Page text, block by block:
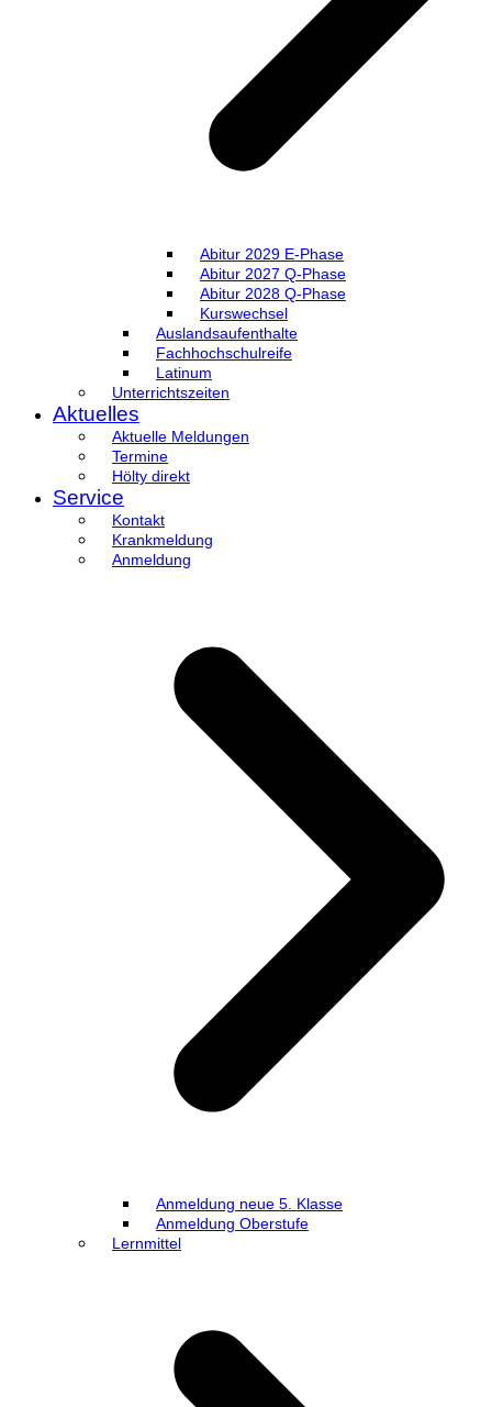
Abitur 2029 E-Phase
Abitur 2027 Q-Phase
Abitur 2028 Q-Phase
Kurswechsel
Auslandsaufenthalte
Fachhochschulreife
Latinum
Unterrichtszeiten
Aktuelles
Aktuelle Meldungen
Termine
Hölty direkt
Service
Kontakt
Krankmeldung
Anmeldung
Anmeldung neue 5. Klasse
Anmeldung Oberstufe
Lernmittel